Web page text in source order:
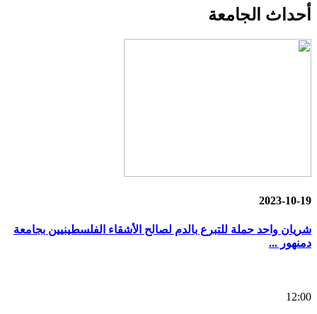
أحداث الجامعة
2023-10-19
شريان واحد حملة للتبرع بالدم لصالح الأشقاء الفلسطينيين بجامعة
دمنهور ...
12:00